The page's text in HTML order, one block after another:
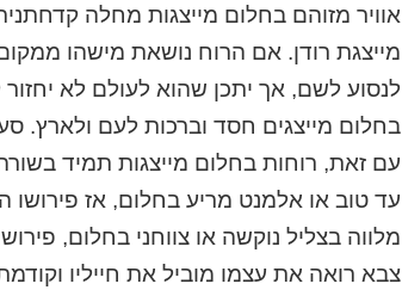
אוויר מזוהם בחלום מייצגות מחלה
מייצגת רודן. אם הרוח נושאת מישהו
לנסוע לשם, אך יתכן שהוא לעולם לא
בחלום מייצגים חסד וברכות לעם ולארץ.
עם זאת, רוחות בחלום מייצגות תמיד
עד טוב או אלמנט מריע בחלום, אז
מלווה בצליל נוקשה או צווחני בחלום,
צבא רואה את עצמו מוביל את חייליו